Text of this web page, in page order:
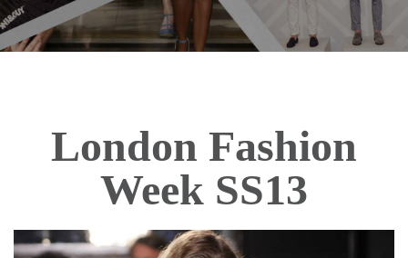
London Fashion
Week SS13